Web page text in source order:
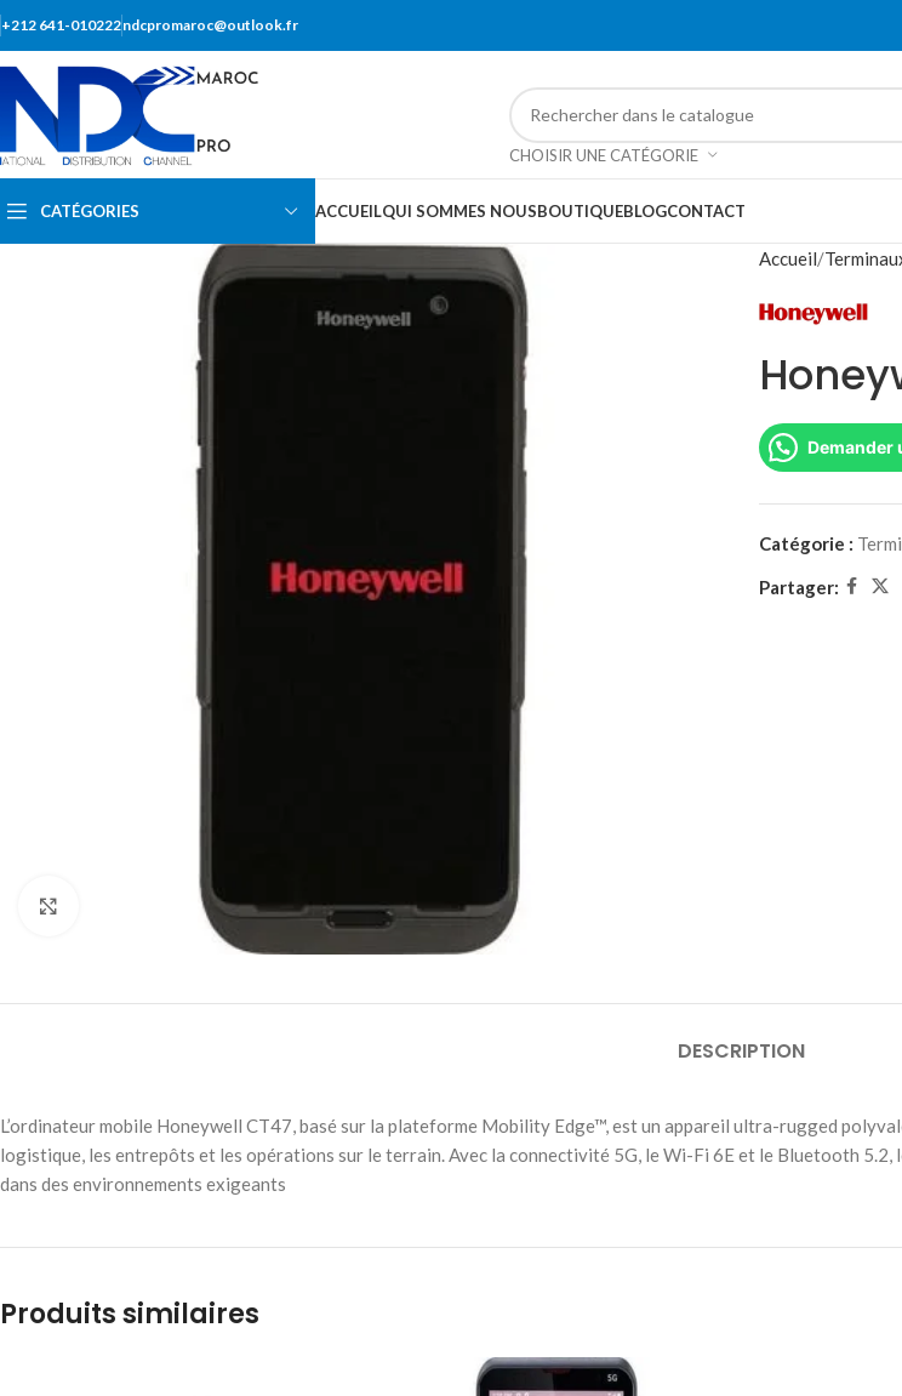
+212 641-010222ndcpromaroc@outlook.fr
CHOISIR UNE CATÉGORIE
CATÉGORIES ACCUEILQUI SOMMES NOUSBOUTIQUEBLOGCONTACT
Accueil
Demander
Catégorie :
Partager:
DESCRIPTION
L’ordinateur mobile Honeywell CT47, basé sur la plateforme Mobility Edge™, est un appareil ultra-rugged
logistique, les entrepôts et les opérations sur le terrain. Avec la connectivité 5G, le Wi-Fi 6E et le Bluetooth
dans des environnements exigeants
Produits similaires